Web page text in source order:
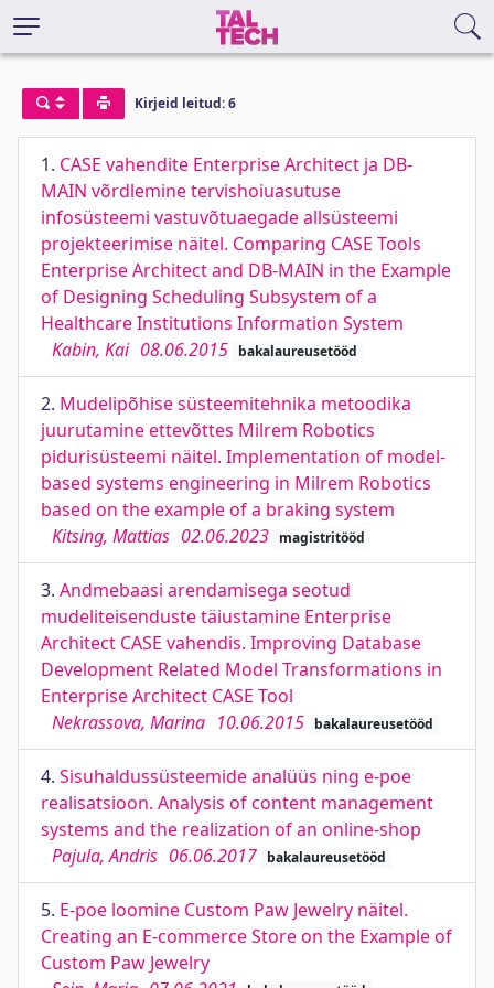
Kirjeid leitud: 6
1. CASE vahendite Enterprise Architect ja DB-
MAIN võrdlemine tervishoiuasutuse
infosüsteemi vastuvõtuaegade allsüsteemi
projekteerimise näitel. Comparing CASE Tools
Enterprise Architect and DB-MAIN in the Example
of Designing Scheduling Subsystem of a
Healthcare Institutions Information System
Kabin, Kai 08.06.2015 bakalaureusetööd
2. Mudelipõhise süsteemitehnika metoodika
juurutamine ettevõttes Milrem Robotics
pidurisüsteemi näitel. Implementation of model-
based systems engineering in Milrem Robotics
based on the example of a braking system
Kitsing, Mattias 02.06.2023 magistritööd
3. Andmebaasi arendamisega seotud
mudeliteisenduste täiustamine Enterprise
Architect CASE vahendis. Improving Database
Development Related Model Transformations in
Enterprise Architect CASE Tool
Nekrassova, Marina 10.06.2015 bakalaureusetööd
4. Sisuhaldussüsteemide analüüs ning e-poe
realisatsioon. Analysis of content management
systems and the realization of an online-shop
Pajula, Andris 06.06.2017 bakalaureusetööd
5. E-poe loomine Custom Paw Jewelry näitel.
Creating an E-commerce Store on the Example of
Custom Paw Jewelry